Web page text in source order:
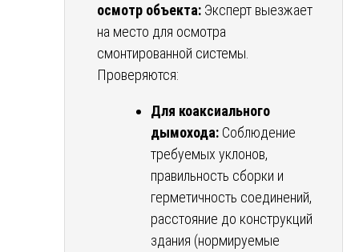
осмотр объекта: Эксперт выезжает
на место для осмотра
смонтированной системы.
Проверяются:
Для коаксиального
дымохода: Соблюдение
требуемых уклонов,
правильность сборки и
герметичность соединений,
расстояние до конструкций
здания (нормируемые